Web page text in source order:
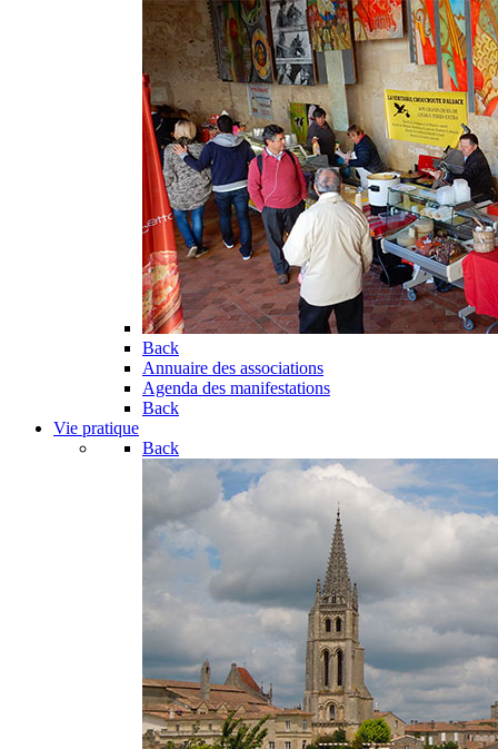
Back
Annuaire des associations
Agenda des manifestations
Back
Vie pratique
Back